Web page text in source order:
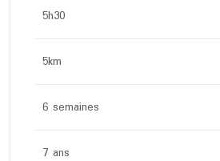
5h30
5km
6 semaines
7 ans